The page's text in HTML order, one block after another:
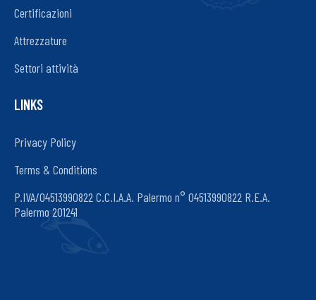
Certificazioni
Attrezzature
Settori attività
LINKS
Privacy Policy
Terms & Conditions
P.IVA/04513990822 C.C.I.A.A. Palermo n° 04513990822 R.E.A.
Palermo 201241